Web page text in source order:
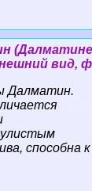
вид,
Далматин.
способна к